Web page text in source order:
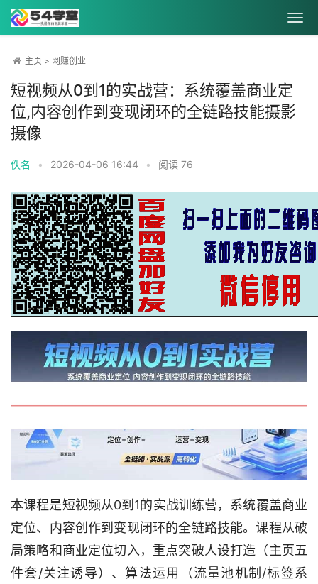
主页 > 网赚创业
短视频从0到1的实战营：系统覆盖商业定
位,内容创作到变现闭环的全链路技能摄影
摄像
佚名 • 2026-04-06 16:44 • 阅读 76
本课程是短视频从0到1的实战训练营，系统覆盖商业
定位、内容创作到变现闭环的全链路技能。课程从破
局策略和商业定位切入，重点突破人设打造（主页五
件套/关注诱导）、算法运用（流量池机制/标签系